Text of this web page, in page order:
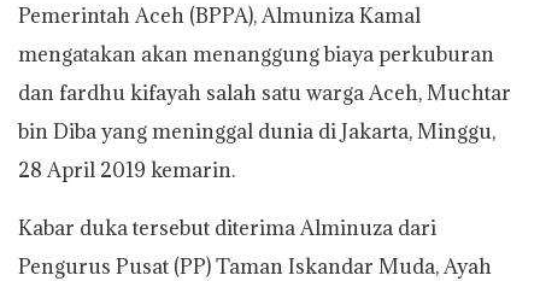
t
s
e
b
t
t
e
y
L
n
i
l
n
t
r
e
Pemerintah Aceh (BPPA), Almuniza Kamal
mengatakan akan menanggung biaya perkuburan
dan fardhu kifayah salah satu warga Aceh, Muchtar
bin Diba yang meninggal dunia di Jakarta, Minggu,
28 April 2019 kemarin.
Kabar duka tersebut diterima Alminuza dari
Pengurus Pusat (PP) Taman Iskandar Muda, Ayah